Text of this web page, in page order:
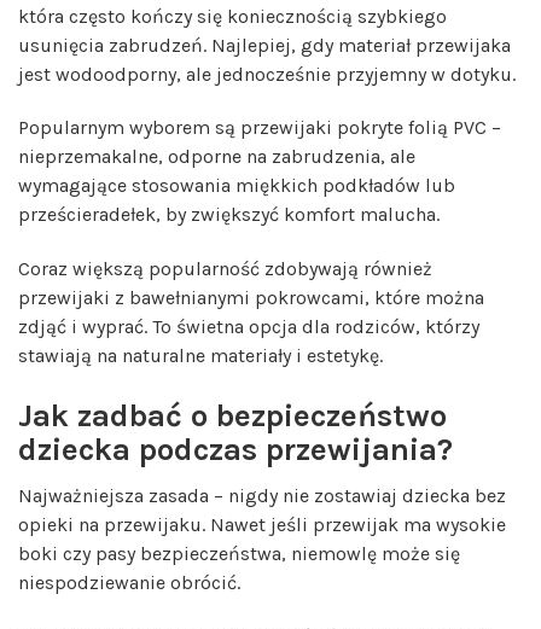
która często kończy się koniecznością szybkiego
usunięcia zabrudzeń. Najlepiej, gdy materiał przewijaka
jest wodoodporny, ale jednocześnie przyjemny w dotyku.
Popularnym wyborem są przewijaki pokryte folią PVC –
nieprzemakalne, odporne na zabrudzenia, ale
wymagające stosowania miękkich podkładów lub
prześcieradełek, by zwiększyć komfort malucha.
Coraz większą popularność zdobywają również
przewijaki z bawełnianymi pokrowcami, które można
zdjąć i wyprać. To świetna opcja dla rodziców, którzy
stawiają na naturalne materiały i estetykę.
Jak zadbać o bezpieczeństwo
dziecka podczas przewijania?
Najważniejsza zasada – nigdy nie zostawiaj dziecka bez
opieki na przewijaku. Nawet jeśli przewijak ma wysokie
boki czy pasy bezpieczeństwa, niemowlę może się
niespodziewanie obrócić.